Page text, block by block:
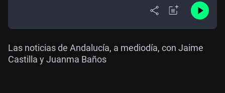
Las noticias de Andalucía, a mediodía, con Jaime
Castilla y Juanma Baños